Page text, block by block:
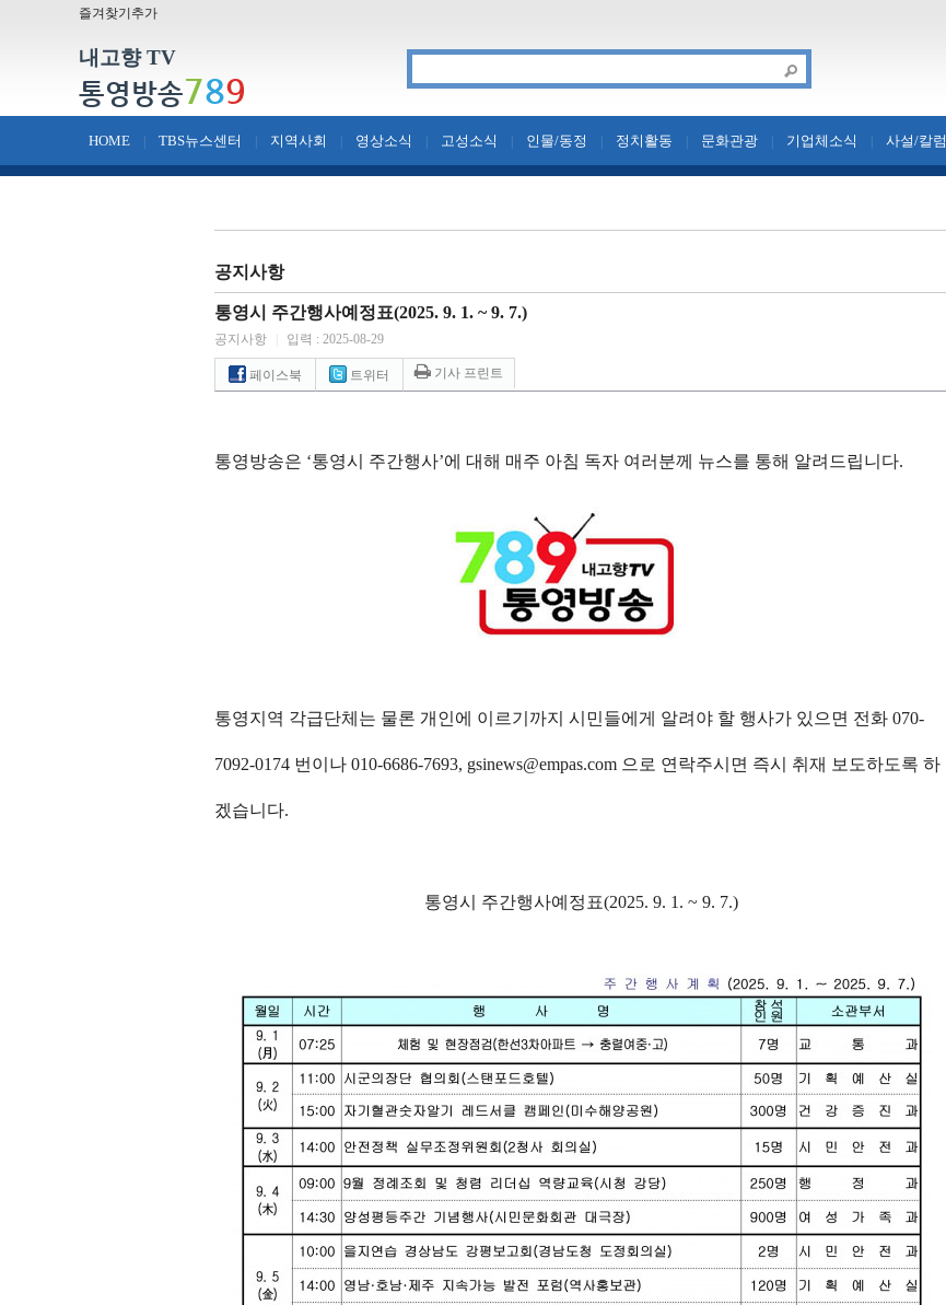
즐겨찾기추가
내고향 TV
통영방송789
HOME TBS뉴스센터 지역사회 영상소식 고성소식 인물/동정 정치활동 문화관광 기업체소식 사설/칼럼
공지사항
통영시 주간행사예정표(2025. 9. 1. ~ 9. 7.)
공지사항 입력 : 2025-08-29
페이스북 트위터 기사 프린트
통영방송은 ‘통영시 주간행사’에 대해 매주 아침 독자 여러분께 뉴스를 통해 알려드립니다.
통영지역 각급단체는 물론 개인에 이르기까지 시민들에게 알려야 할 행사가 있으면 전화 070-
7092-0174 번이나 010-6686-7693, gsinews@empas.com 으로 연락주시면 즉시 취재 보도하도록 하
겠습니다.
통영시 주간행사예정표(2025. 9. 1. ~ 9. 7.)